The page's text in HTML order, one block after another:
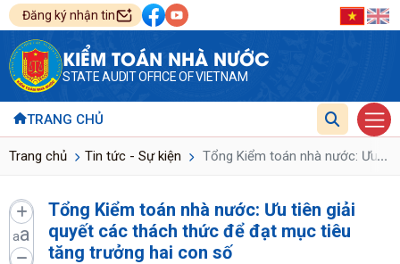
Đăng ký nhận tin
KIỂM TOÁN NHÀ NƯỚC
STATE AUDIT OFFICE OF VIETNAM
TRANG CHỦ
Trang chủ Tin tức - Sự kiện Tổng Kiểm toán nhà nước: Ưu...
aa
Tổng Kiểm toán nhà nước: Ưu tiên giải
quyết các thách thức để đạt mục tiêu
tăng trưởng hai con số